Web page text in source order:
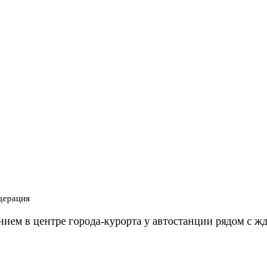
в центре города-курорта у автостанции рядом с